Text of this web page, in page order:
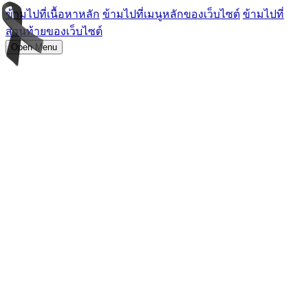
ข้ามไปที่เนื้อหาหลัก ข้ามไปที่เมนูหลักของเว็บไซต์ ข้ามไปที่
ส่วนท้ายของเว็บไซต์
Open Menu